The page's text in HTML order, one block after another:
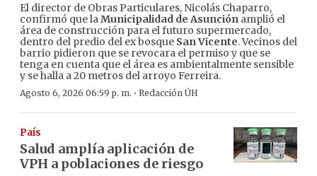
El director de Obras Particulares, Nicolás Chaparro,
confirmó que laMunicipalidad de Asunción amplió el
área de construcción para el futuro supermercado,
dentro del predio del ex bosque San Vicente. Vecinos del
barrio pidieron que se revocara el permiso y que se
tenga en cuenta que el área es ambientalmente sensible
y se halla a 20 metros del arroyo Ferreira.
Agosto 6, 2026 06:59 p. m. · Redacción ÚH
País
Salud amplía aplicación de
VPH a poblaciones de riesgo